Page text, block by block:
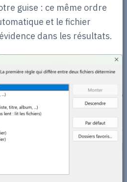
guise : ce même ordre
et le fichier
dans les résultats.